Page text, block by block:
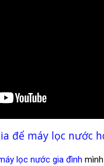
để máy lọc nước
lọc nước gia đình